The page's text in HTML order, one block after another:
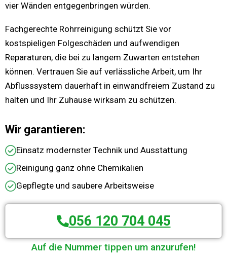
vier Wänden entgegenbringen würden.
Fachgerechte Rohrreinigung schützt Sie vor
kostspieligen Folgeschäden und aufwendigen
Reparaturen, die bei zu langem Zuwarten entstehen
können. Vertrauen Sie auf verlässliche Arbeit, um Ihr
Abflusssystem dauerhaft in einwandfreiem Zustand zu
halten und Ihr Zuhause wirksam zu schützen.
Wir garantieren:
Einsatz modernster Technik und Ausstattung
Reinigung ganz ohne Chemikalien
Gepflegte und saubere Arbeitsweise
056 120 704 045
Auf die Nummer tippen um anzurufen!